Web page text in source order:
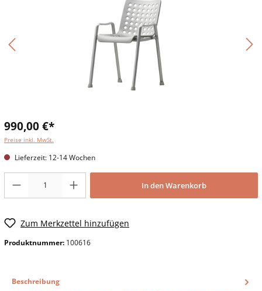
990,00 €*
Preise inkl. MwSt.
Lieferzeit: 12-14 Wochen
In den Warenkorb
Zum Merkzettel hinzufügen
Produktnummer: 100616
Beschreibung